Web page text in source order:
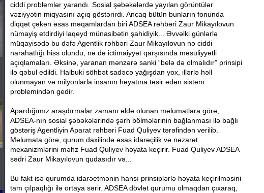
ciddi problemlər yarandı. Sosial şəbəkələrdə yayılan görüntülər
vəziyyətin miqyasını açıq göstərirdi. Ancaq bütün bunların fonunda
diqqət çəkən əsas məqamlardan biri ADSEA rəhbəri Zaur Mikayılovun
nümayiş etdirdiyi laqeyd münasibətin şahidiyik... Əvvəlki günlərlə
müqayisədə bu dəfə Agentlik rəhbəri Zaur Mikayılovun nə ciddi
narahatlığı hiss olundu, nə də ictimaiyyət qarşısında məsuliyyətli
açıqlamaları. Əksinə, yaranan mənzərə sanki “belə də olmalıdır” prinsipi
ilə qəbul edildi. Halbuki söhbət sadəcə yağışdan yox, illərlə həll
olunmayan və milyonlarla insanın həyatına təsir edən sistem
problemindən gedir.
Apardığımız araşdırmalar zamanı əldə olunan məlumatlara görə,
ADSEA-nın sosial şəbəkələrində şərh bölmələrinin bağlanması ilə bağlı
göstəriş Agentliyin Aparat rəhbəri Fuad Quliyev tərəfindən verilib.
Məlumata görə, qurum daxilində əsas idarəçilik və nəzarət
mexanizmlərini məhz Fuad Quliyev həyata keçirir. Fuad Quliyev ADSEA
sədri Zaur Mikayılovun qudasıdır və...
Bu fakt isə qurumda idarəetmənin hansı prinsiplərlə həyata keçirilməsini
tam çılpaqlığı ilə ortaya sərir. ADSEA dövlət qurumu olmaqdan çıxaraq,